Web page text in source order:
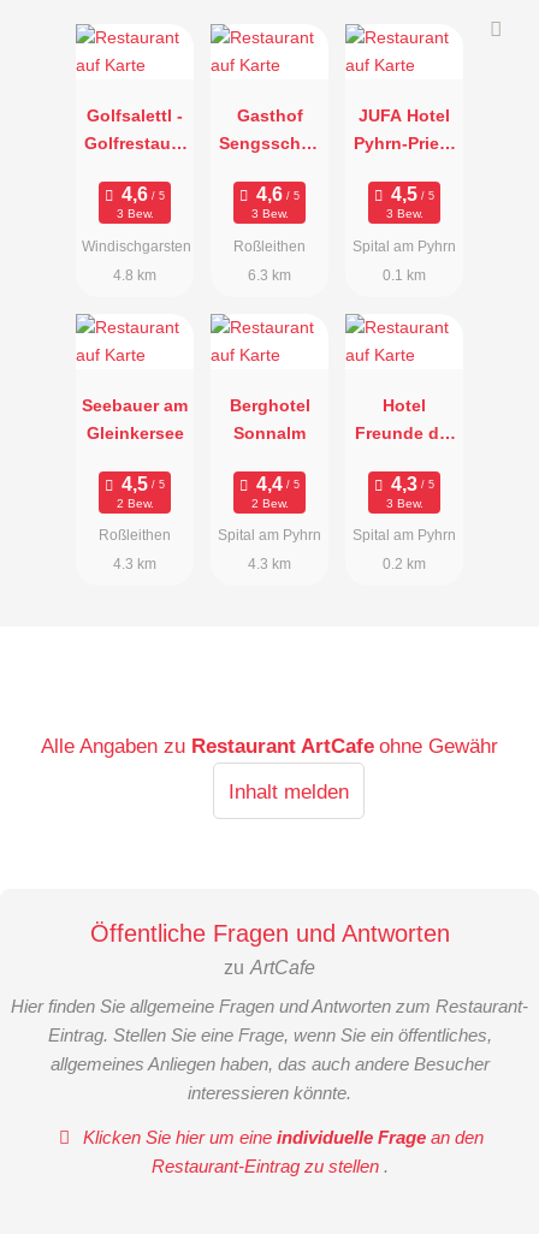
Golfsalettl -
Golfrestaura
Windischgar
sten Pyhrn-
Priel
3 Bew.
Windischgarsten
4.8 km
Gasthof
Sengsschmi
3 Bew.
Roßleithen
6.3 km
JUFA Hotel
Pyhrn-Priel -
3 Bew.
Spital am Pyhrn
0.1 km
Seebauer am
Gleinkersee
2 Bew.
Roßleithen
4.3 km
Berghotel
Sonnalm
2 Bew.
Spital am Pyhrn
4.3 km
Hotel
Freunde der
Restaurant
3 Bew.
Spital am Pyhrn
0.2 km
Alle Angaben zu Restaurant ArtCafe ohne Gewähr
Inhalt melden
Öffentliche Fragen und Antworten
zu ArtCafe
Hier finden Sie allgemeine Fragen und Antworten zum Restaurant-
Eintrag. Stellen Sie eine Frage, wenn Sie ein öffentliches,
allgemeines Anliegen haben, das auch andere Besucher
interessieren könnte.
Klicken Sie hier um eineindividuelle Frage an den
Restaurant-Eintrag zu stellen .